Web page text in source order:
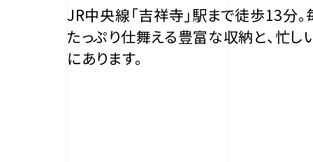
JR中央線「吉祥寺」駅まで徒歩13分
たっぷり仕舞える豊富な収納と、忙
にあります。